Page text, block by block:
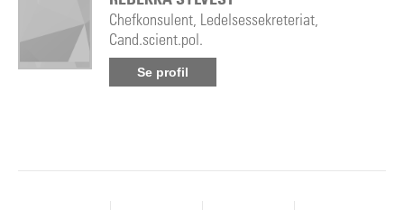
Chefkonsulent, Ledelsessekreteriat,
Cand.scient.pol.
Se profil